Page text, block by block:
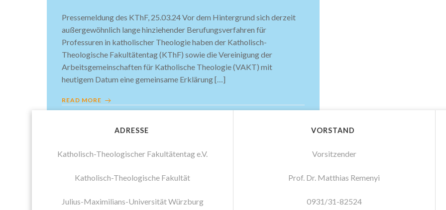
Pressemeldung des KThF, 25.03.24 Vor dem Hintergrund sich derzeit
außergewöhnlich lange hinziehender Berufungsverfahren für
Professuren in katholischer Theologie haben der Katholisch-
Theologische Fakultätentag (KThF) sowie die Vereinigung der
Arbeitsgemeinschaften für Katholische Theologie (VAKT) mit
heutigem Datum eine gemeinsame Erklärung […]
READ MORE
ADRESSE
Katholisch-Theologischer Fakultätentag e.V.
Katholisch-Theologische Fakultät
Julius-Maximilians-Universität Würzburg
VORSTAND
Vorsitzender
Prof. Dr. Matthias Remenyi
0931/31-82524